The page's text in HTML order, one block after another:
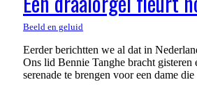
Beeld en geluid
Eerder berichtten we al dat in
Ons lid Bennie Tanghe bracht
serenade te brengen voor een dame